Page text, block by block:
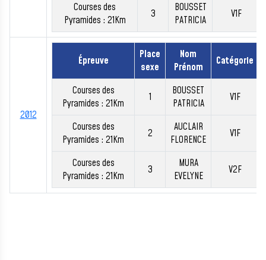
Courses des
Pyramides : 21Km
3
BOUSSET
PATRICIA
V1F
2012
Épreuve
Place
sexe
Nom
Prénom
Catégorie
Courses des
Pyramides : 21Km
1
BOUSSET
PATRICIA
V1F
Courses des
Pyramides : 21Km
2
AUCLAIR
FLORENCE
V1F
Courses des
Pyramides : 21Km
3
MURA
EVELYNE
V2F